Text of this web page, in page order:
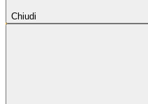
Chiudi